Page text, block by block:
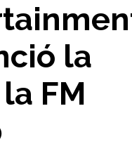
la
FM